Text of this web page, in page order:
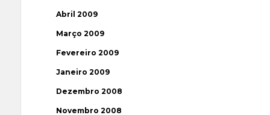
Abril 2009
Março 2009
Fevereiro 2009
Janeiro 2009
Dezembro 2008
Novembro 2008